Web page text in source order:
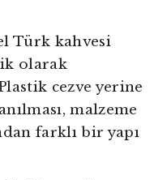
Türk kahvesi
olarak
cezve yerine
malzeme
farklı bir yapı